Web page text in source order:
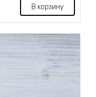
В корзину